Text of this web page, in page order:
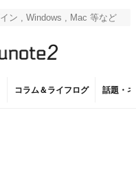
コラム＆ライフログ 話題・